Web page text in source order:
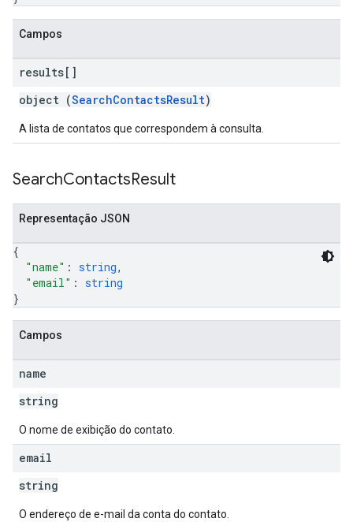
Campos
results[]
object (SearchContactsResult)
A lista de contatos que correspondem à consulta.
SearchContactsResult
Representação JSON
{
"name" : string,
"email" : string
}
Campos
name
string
O nome de exibição do contato.
email
string
O endereço de e-mail da conta do contato.